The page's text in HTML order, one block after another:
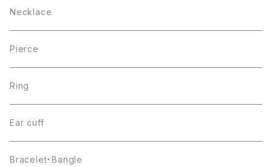
Necklace
Pierce
Ring
Ear cuff
Bracelet・Bangle